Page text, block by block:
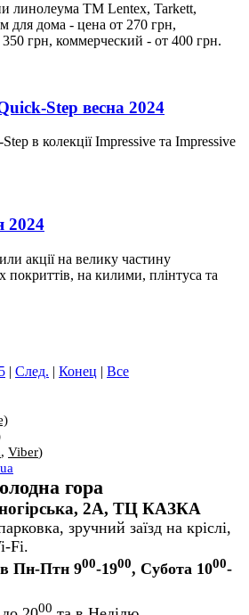
линолеума ТМ Lentex, Tarkett,
для дома - цена от 270 грн,
грн, коммерческий - от 400 грн.
Step весна 2024
в колекції Impressive та Impressive
2024
акції на велику частину
покриттів, на килими, плінтуса та
5 | След. | Конец | Все
, Viber)
гора
2А, ТЦ КАЗКА
зручний заїзд на кріслі,
Fi.
Пн-Птн 900-1900, Субота 1000-
00